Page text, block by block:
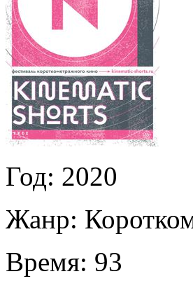
Год: 2020
Жанр:
Время: 93